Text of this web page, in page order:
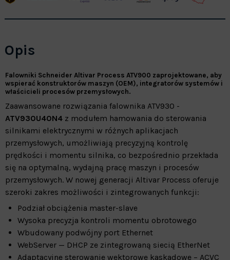
Opis
Falowniki Schneider Altivar Process ATV900 zaprojektowane, aby
wspierać konstruktorów maszyn (OEM), integratorów systemów i
właścicieli procesów przemysłowych.
Zaawansowane rozwiązania falownika ATV930 -
ATV930U40N4 z modułem hamowania do sterowania
silnikami elektrycznymi w różnych aplikacjach
przemysłowych, umożliwiają precyzyjną kontrolę
prędkości i momentu silnika, co bezpośrednio przekłada
się na optymalną, wydajną pracę maszyn i procesów
przemysłowych. W nowej generacji Altivar Process oferuje
szeroki zakres możliwości i zintegrowanych funkcji:
Podział obciążenia master-slave
Wysoka precyzja kontroli momentu obrotowego
Wbudowany podwójny port Ethernet
WebServer — DHCP ze zintegrowaną siecią EtherNet
Adaptacyjne sterowanie wektorowe kaskadowe – ACVC